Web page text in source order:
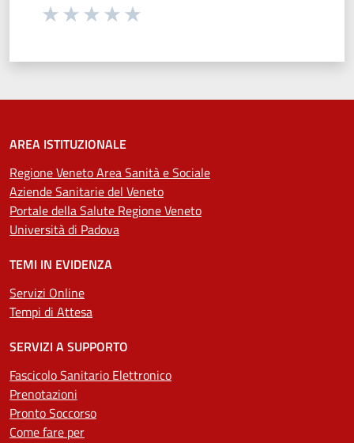
Seleziona una valutazione da 1 a 5 stelle
AREA ISTITUZIONALE
Regione Veneto Area Sanità e Sociale
Aziende Sanitarie del Veneto
Portale della Salute Regione Veneto
Università di Padova
TEMI IN EVIDENZA
Servizi Online
Tempi di Attesa
SERVIZI A SUPPORTO
Fascicolo Sanitario Elettronico
Prenotazioni
Pronto Soccorso
Come fare per